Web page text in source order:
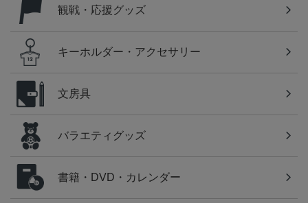
観戦・応援グッズ
キーホルダー・アクセサリー
文房具
バラエティグッズ
書籍・DVD・カレンダー